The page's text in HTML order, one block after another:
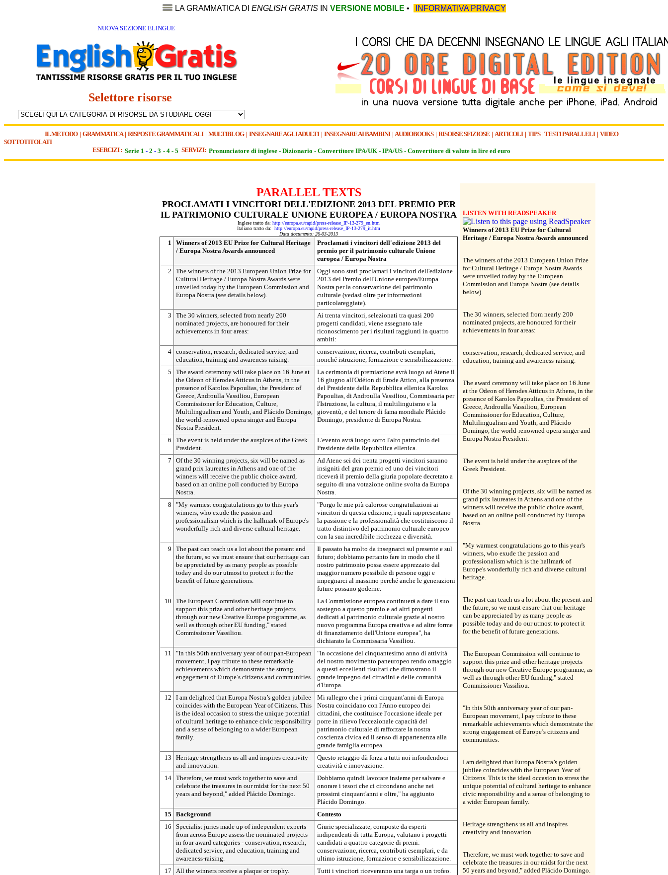
LA GRAMMATICA DI ENGLISH GRATIS IN VERSIONE MOBILE • INFORMATIVA PRIVACY
NUOVA SEZIONE ELINGUE
Selettore risorse
IL METODO| GRAMMATICA| RISPOSTE GRAMMATICALI| MULTIBLOG| INSEGNARE AGLI ADULTI | INSEGNARE AI BAMBINI| AUDIOBOOKS| RISORSE SFIZIOSE | ARTICOLI| TIPS|TESTI PARALLELI| VIDEO
SOTTOTITOLATI
ESERCIZI : Serie 1 - 2 - 3 - 4 - 5 SERVIZI: Pronunciatore di inglese - Dizionario - Convertitore IPA/UK - IPA/US - Convertitore di valute in lire ed euro
PARALLEL TEXTS
PROCLAMATI I VINCITORI DELL'EDIZIONE 2013 DEL PREMIO PER
IL PATRIMONIO CULTURALE UNIONE EUROPEA / EUROPA NOSTRA
Inglese tratto da: http://europa.eu/rapid/press-release_IP-13-279_en.htm
Italiano tratto da: http://europa.eu/rapid/press-release_IP-13-279_it.htm
Data documento: 26-03-2013
1
Winners of 2013 EU Prize for Cultural Heritage
/ Europa Nostra Awards announced
Proclamati i vincitori dell'edizione 2013 del
premio per il patrimonio culturale Unione
europea / Europa Nostra
2
The winners of the 2013 European Union Prize for
Cultural Heritage / Europa Nostra Awards were
unveiled today by the European Commission and
Europa Nostra (see details below).
Oggi sono stati proclamati i vincitori dell'edizione
2013 del Premio dell'Unione europea/Europa
Nostra per la conservazione del patrimonio
culturale (vedasi oltre per informazioni
particolareggiate).
3
The 30 winners, selected from nearly 200
nominated projects, are honoured for their
achievements in four areas:
Ai trenta vincitori, selezionati tra quasi 200
progetti candidati, viene assegnato tale
riconoscimento per i risultati raggiunti in quattro
ambiti:
4 conservation, research, dedicated service, and
education, training and awareness-raising.
conservazione, ricerca, contributi esemplari,
nonché istruzione, formazione e sensibilizzazione.
5
The award ceremony will take place on 16 June at
the Odeon of Herodes Atticus in Athens, in the
presence of Karolos Papoulias, the President of
Greece, Androulla Vassiliou, European
Commissioner for Education, Culture,
Multilingualism and Youth, and Plácido Domingo,
the world-renowned opera singer and Europa
Nostra President.
La cerimonia di premiazione avrà luogo ad Atene il
16 giugno all'Odéion di Erode Attico, alla presenza
del Presidente della Repubblica ellenica Karolos
Papoulias, di Androulla Vassiliou, Commissaria per
l'Istruzione, la cultura, il multilinguismo e la
gioventù, e del tenore di fama mondiale Plácido
Domingo, presidente di Europa Nostra.
6
The event is held under the auspices of the Greek
President.
L'evento avrà luogo sotto l'alto patrocinio del
Presidente della Repubblica ellenica.
7
Of the 30 winning projects, six will be named as
grand prix laureates in Athens and one of the
winners will receive the public choice award,
based on an online poll conducted by Europa
Nostra.
Ad Atene sei dei trenta progetti vincitori saranno
insigniti del gran premio ed uno dei vincitori
riceverà il premio della giuria popolare decretato a
seguito di una votazione online svolta da Europa
Nostra.
8
"My warmest congratulations go to this year's
winners, who exude the passion and
professionalism which is the hallmark of Europe's
wonderfully rich and diverse cultural heritage.
"Porgo le mie più calorose congratulazioni ai
vincitori di questa edizione, i quali rappresentano
la passione e la professionalità che costituiscono il
tratto distintivo del patrimonio culturale europeo
con la sua incredibile ricchezza e diversità.
9
The past can teach us a lot about the present and
the future, so we must ensure that our heritage can
be appreciated by as many people as possible
today and do our utmost to protect it for the
benefit of future generations.
Il passato ha molto da insegnarci sul presente e sul
futuro; dobbiamo pertanto fare in modo che il
nostro patrimonio possa essere apprezzato dal
maggior numero possibile di persone oggi e
impegnarci al massimo perché anche le generazioni
future possano goderne.
10
The European Commission will continue to
support this prize and other heritage projects
through our new Creative Europe programme, as
well as through other EU funding," stated
Commissioner Vassiliou.
La Commissione europea continuerà a dare il suo
sostegno a questo premio e ad altri progetti
dedicati al patrimonio culturale grazie al nostro
nuovo programma Europa creativa e ad altre forme
di finanziamento dell'Unione europea", ha
dichiarato la Commissaria Vassiliou.
11
"In this 50th anniversary year of our pan-European
movement, I pay tribute to these remarkable
achievements which demonstrate the strong
engagement of Europe’s citizens and communities.
"In occasione del cinquantesimo anno di attività
del nostro movimento paneuropeo rendo omaggio
a questi eccellenti risultati che dimostrano il
grande impegno dei cittadini e delle comunità
d'Europa.
12
I am delighted that Europa Nostra’s golden jubilee
coincides with the European Year of Citizens. This
is the ideal occasion to stress the unique potential
of cultural heritage to enhance civic responsibility
and a sense of belonging to a wider European
family.
Mi rallegro che i primi cinquant'anni di Europa
Nostra coincidano con l'Anno europeo dei
cittadini, che costituisce l'occasione ideale per
porre in rilievo l'eccezionale capacità del
patrimonio culturale di rafforzare la nostra
coscienza civica ed il senso di appartenenza alla
grande famiglia europea.
13
Heritage strengthens us all and inspires creativity
and innovation.
Questo retaggio dà forza a tutti noi infondendoci
creatività e innovazione.
14 Therefore, we must work together to save and
celebrate the treasures in our midst for the next 50
years and beyond," added Plácido Domingo.
Dobbiamo quindi lavorare insieme per salvare e
onorare i tesori che ci circondano anche nei
prossimi cinquant'anni e oltre," ha aggiunto
Plácido Domingo.
15
Background
Contesto
16
Specialist juries made up of independent experts
from across Europe assess the nominated projects
in four award categories - conservation, research,
dedicated service, and education, training and
awareness-raising.
Giurie specializzate, composte da esperti
indipendenti di tutta Europa, valutano i progetti
candidati a quattro categorie di premi:
conservazione, ricerca, contributi esemplari, e da
ultimo istruzione, formazione e sensibilizzazione.
17
All the winners receive a plaque or trophy.
Tutti i vincitori riceveranno una targa o un trofeo.
LISTEN WITH READSPEAKER
Winners of 2013 EU Prize for Cultural
Heritage / Europa Nostra Awards announced
The winners of the 2013 European Union Prize
for Cultural Heritage / Europa Nostra Awards
were unveiled today by the European
Commission and Europa Nostra (see details
below).
The 30 winners, selected from nearly 200
nominated projects, are honoured for their
achievements in four areas:
conservation, research, dedicated service, and
education, training and awareness-raising.
The award ceremony will take place on 16 June
at the Odeon of Herodes Atticus in Athens, in the
presence of Karolos Papoulias, the President of
Greece, Androulla Vassiliou, European
Commissioner for Education, Culture,
Multilingualism and Youth, and Plácido
Domingo, the world-renowned opera singer and
Europa Nostra President.
The event is held under the auspices of the
Greek President.
Of the 30 winning projects, six will be named as
grand prix laureates in Athens and one of the
winners will receive the public choice award,
based on an online poll conducted by Europa
Nostra.
"My warmest congratulations go to this year's
winners, who exude the passion and
professionalism which is the hallmark of
Europe's wonderfully rich and diverse cultural
heritage.
The past can teach us a lot about the present and
the future, so we must ensure that our heritage
can be appreciated by as many people as
possible today and do our utmost to protect it
for the benefit of future generations.
The European Commission will continue to
support this prize and other heritage projects
through our new Creative Europe programme, as
well as through other EU funding," stated
Commissioner Vassiliou.
"In this 50th anniversary year of our pan-
European movement, I pay tribute to these
remarkable achievements which demonstrate the
strong engagement of Europe’s citizens and
communities.
I am delighted that Europa Nostra’s golden
jubilee coincides with the European Year of
Citizens. This is the ideal occasion to stress the
unique potential of cultural heritage to enhance
civic responsibility and a sense of belonging to
a wider European family.
Heritage strengthens us all and inspires
creativity and innovation.
Therefore, we must work together to save and
celebrate the treasures in our midst for the next
50 years and beyond," added Plácido Domingo.